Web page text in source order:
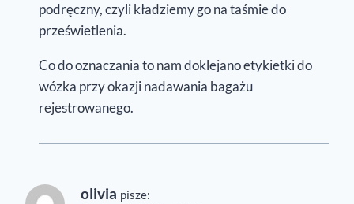
podręczny, czyli kładziemy go na taśmie do
prześwietlenia.
Co do oznaczania to nam doklejano etykietki do
wózka przy okazji nadawania bagażu
rejestrowanego.
olivia pisze: